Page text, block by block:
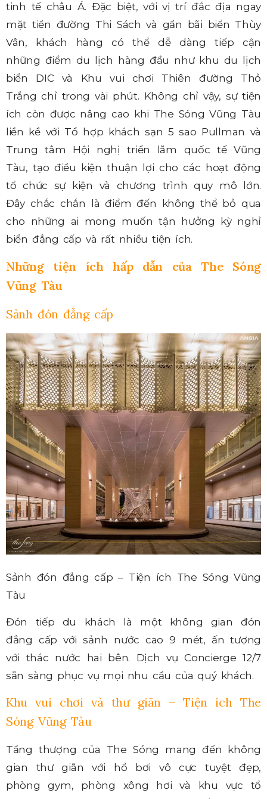
tinh tế châu Á. Đặc biệt, với vị trí đắc địa ngay
mặt tiền đường Thi Sách và gần bãi biển Thùy
Vân, khách hàng có thể dễ dàng tiếp cận
những điểm du lịch hàng đầu như khu du lịch
biển DIC và Khu vui chơi Thiên đường Thỏ
Trắng chỉ trong vài phút. Không chỉ vậy, sự tiện
ích còn được nâng cao khi The Sóng Vũng Tàu
liền kề với Tổ hợp khách sạn 5 sao Pullman và
Trung tâm Hội nghị triển lãm quốc tế Vũng
Tàu, tạo điều kiện thuận lợi cho các hoạt động
tổ chức sự kiện và chương trình quy mô lớn.
Đây chắc chắn là điểm đến không thể bỏ qua
cho những ai mong muốn tận hưởng kỳ nghỉ
biển đẳng cấp và rất nhiều tiện ích.
Những tiện ích hấp dẫn của The Sóng
Vũng Tàu
Sảnh đón đẳng cấp
Sảnh đón đẳng cấp – Tiện ích The Sóng Vũng
Tàu
Đón tiếp du khách là một không gian đón
đẳng cấp với sảnh nước cao 9 mét, ấn tượng
với thác nước hai bên. Dịch vụ Concierge 12/7
sẵn sàng phục vụ mọi nhu cầu của quý khách.
Khu vui chơi và thư giãn – Tiện ích The
Sóng Vũng Tàu
Tầng thượng của The Sóng mang đến không
gian thư giãn với hồ bơi vô cực tuyệt đẹp,
phòng gym, phòng xông hơi và khu vực tổ